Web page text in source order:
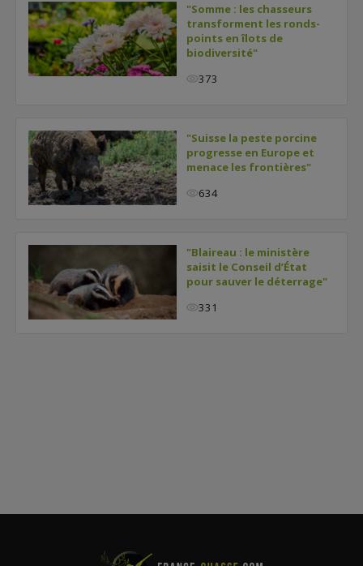
"Somme : les chasseurs
transforment les ronds-
points en îlots de
biodiversité"
373
"Suisse la peste porcine
progresse en Europe et
menace les frontières"
634
"Blaireau : le ministère
saisit le Conseil d’État
pour sauver le déterrage"
331